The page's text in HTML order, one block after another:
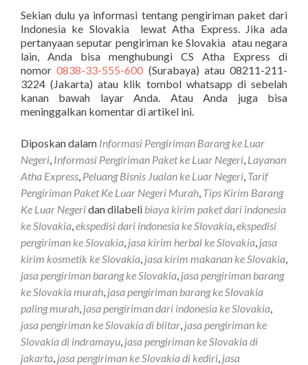
Sekian dulu ya informasi tentang pengiriman paket dari
Indonesia ke Slovakia lewat Atha Express. Jika ada
pertanyaan seputar pengiriman ke Slovakia atau negara
lain, Anda bisa menghubungi CS Atha Express di
nomor0838-33-555-600 (Surabaya) atau 08211-211-
3224 (Jakarta) atau klik tombol whatsapp di sebelah
kanan bawah layar Anda. Atau Anda juga bisa
meninggalkan komentar di artikel ini.
Diposkan dalam Informasi Pengiriman Barang ke Luar
Negeri, Informasi Pengiriman Paket ke Luar Negeri, Layanan
Atha Express, Peluang Bisnis Jualan ke Luar Negeri, Tarif
Pengiriman Paket Ke Luar Negeri Murah, Tips Kirim Barang
Ke Luar Negeridan dilabeli biaya kirim paket dari indonesia
ke Slovakia,ekspedisi dari indonesia ke Slovakia,ekspedisi
pengiriman ke Slovakia, jasa kirim herbal ke Slovakia, jasa
kirim kosmetik ke Slovakia, jasa kirim makanan ke Slovakia,
jasa pengiriman barang ke Slovakia, jasa pengiriman barang
ke Slovakia murah, jasa pengiriman barang ke Slovakia
paling murah, jasa pengiriman dari indonesia ke Slovakia,
jasa pengiriman ke Slovakia di blitar, jasa pengiriman ke
Slovakia di indramayu, jasa pengiriman ke Slovakia di
jakarta, jasa pengiriman ke Slovakia di kediri, jasa